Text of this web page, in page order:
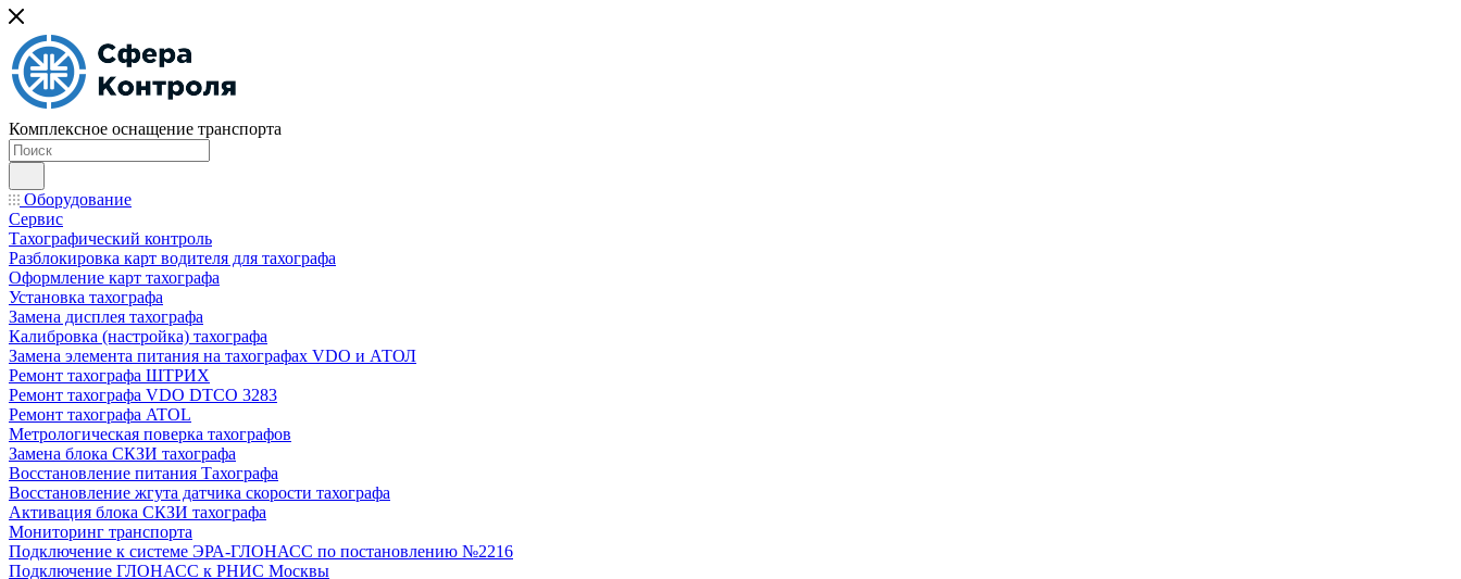
Комплексное оснащение транспорта
Оборудование
Сервис
Тахографический контроль
Разблокировка карт водителя для тахографа
Оформление карт тахографа
Установка тахографа
Замена дисплея тахографа
Калибровка (настройка) тахографа
Замена элемента питания на тахографах VDO и АТОЛ
Ремонт тахографа ШТРИХ
Ремонт тахографа VDO DTCO 3283
Ремонт тахографа ATOL
Метрологическая поверка тахографов
Замена блока СКЗИ тахографа
Восстановление питания Тахографа
Восстановление жгута датчика скорости тахографа
Активация блока СКЗИ тахографа
Мониторинг транспорта
Подключение к системе ЭРА-ГЛОНАСС по постановлению №2216
Подключение ГЛОНАСС к РНИС Москвы